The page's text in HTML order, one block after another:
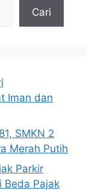
Cari
Iman dan
SMKN 2
Merah Putih
Parkir
Beda Pajak